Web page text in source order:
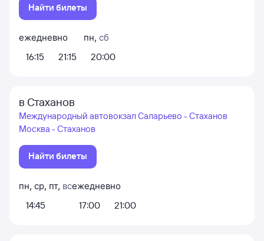
Найти билеты
ежедневно
16:15
21:15
пн, сб
20:00
в Стаханов
Международный автовокзал Саларьево - Стаханов
Москва - Стаханов
Найти билеты
пн, ср, пт, вс
14:45
ежедневно
17:00
21:00